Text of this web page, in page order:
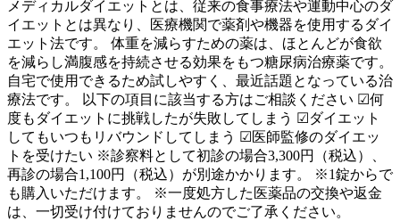
メディカルダイエットとは、従来の食事療法や運動中心のダ
イエットとは異なり、医療機関で薬剤や機器を使用するダイ
エット法です。 体重を減らすための薬は、ほとんどが食欲
を減らし満腹感を持続させる効果をもつ糖尿病治療薬です。
自宅で使用できるため試しやすく、最近話題となっている治
療法です。 以下の項目に該当する方はご相談ください ☑何
度もダイエットに挑戦したが失敗してしまう ☑ダイエット
してもいつもリバウンドしてしまう ☑医師監修のダイエッ
トを受けたい ※診察料として初診の場合3,300円（税込）、
再診の場合1,100円（税込）が別途かかります。 ※1錠からで
も購入いただけます。 ※一度処方した医薬品の交換や返金
は、一切受け付けておりませんのでご了承ください。